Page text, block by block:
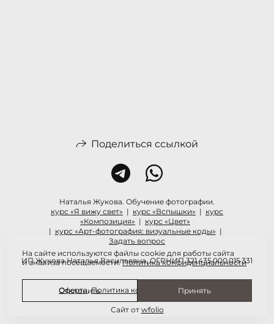
Поделиться ссылкой
Наталья Жукова. Обучение фотографии.
курс «Я вижу свет» | курс «Вспышки» | курс
«Композиция» | курс «Цвет»
| курс «Арт-фотография: визуальные коды» |
Задать вопрос
ИП Жукова Наталья Васильевна, ОГРНИП 321 435 000 015 331
Оферта,Политика конфиденциальности
Сайт от wfolio
На сайте используются файлы cookie для работы сайта
и анализа посещаемости.Политика конфиденциальности
Отклонить Принять